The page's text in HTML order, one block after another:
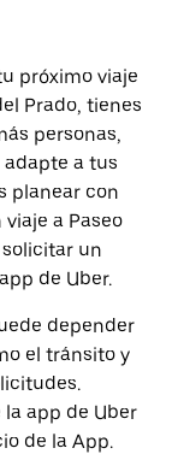
próximo viaje
Prado, tienes
personas,
a tus
planear con
a Paseo
un
de Uber.
depender
el tránsito y
app de Uber
de la App.